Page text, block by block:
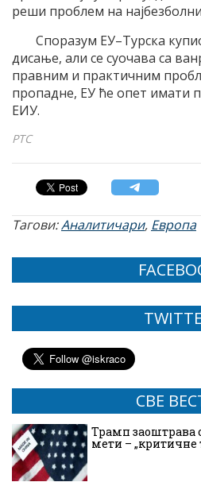
реши проблем на
Споразум ЕУ–Турска
дисање, али се суочава са
правним и практичним
пропадне, ЕУ ће опет имати
ЕИУ.
РТС
Тагови:Аналитичари, Европа
СВЕ
Трамп заоштрава
мети – „критичне